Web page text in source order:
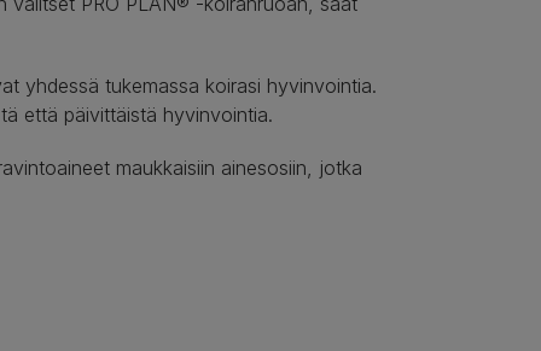
yhdessä tukemassa koirasi hyvinvointia.
että päivittäistä hyvinvointia.
maukkaisiin ainesosiin, jotka